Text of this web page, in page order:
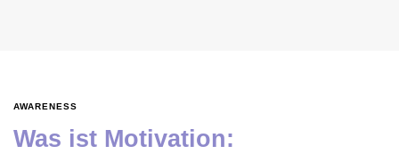
AWARENESS
Was ist Motivation: